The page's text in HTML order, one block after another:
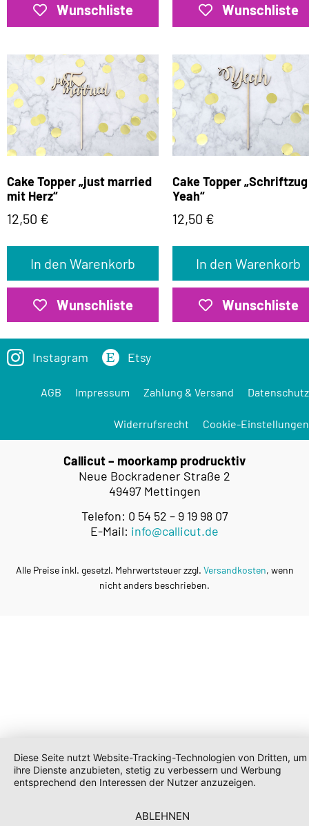
Wunschliste Wunschliste
Cake Topper „just married
mit Herz“
12,50 €
In den Warenkorb
Wunschliste
Cake Topper „Schriftzug
Yeah“
12,50 €
In den Warenkorb
Wunschliste
Instagram Etsy
AGB Impressum Zahlung & Versand Datenschutz
Widerrufsrecht Cookie-Einstellungen
Callicut – moorkamp prodrucktiv
Neue Bockradener Straße 2
49497 Mettingen
Telefon: 0 54 52 – 9 19 98 07
E-Mail: info@callicut.de
Alle Preise inkl. gesetzl. Mehrwertsteuer zzgl. Versandkosten, wenn
nicht anders beschrieben.
Diese Seite nutzt Website-Tracking-Technologien von Dritten, um
ihre Dienste anzubieten, stetig zu verbessern und Werbung
entsprechend den Interessen der Nutzer anzuzeigen.
ABLEHNEN